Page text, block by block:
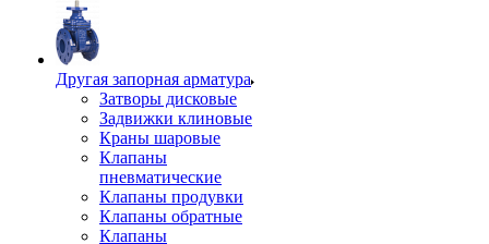
Другая запорная арматура
Затворы дисковые
Задвижки клиновые
Краны шаровые
Клапаны
пневматические
Клапаны продувки
Клапаны обратные
Клапаны